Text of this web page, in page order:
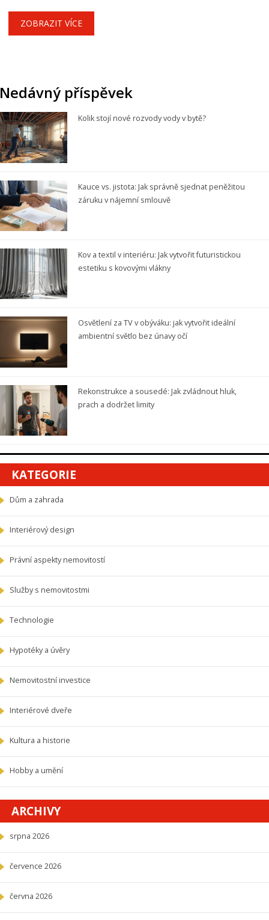
ZOBRAZIT VÍCE
Nedávný příspěvek
Kolik stojí nové rozvody vody v bytě?
Kauce vs. jistota: Jak správně sjednat peněžitou
záruku v nájemní smlouvě
Kov a textil v interiéru: Jak vytvořit futuristickou
estetiku s kovovými vlákny
Osvětlení za TV v obýváku: jak vytvořit ideální
ambientní světlo bez únavy očí
Rekonstrukce a sousedé: Jak zvládnout hluk,
prach a dodržet limity
KATEGORIE
Dům a zahrada
Interiérový design
Právní aspekty nemovitostí
Služby s nemovitostmi
Technologie
Hypotéky a úvěry
Nemovitostní investice
Interiérové dveře
Kultura a historie
Hobby a umění
ARCHIVY
srpna 2026
července 2026
června 2026